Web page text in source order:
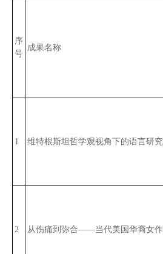
序
号
成果名称
1 维特根斯坦哲学观视角下的语言研究
2 从伤痛到弥合——当代美国华裔女